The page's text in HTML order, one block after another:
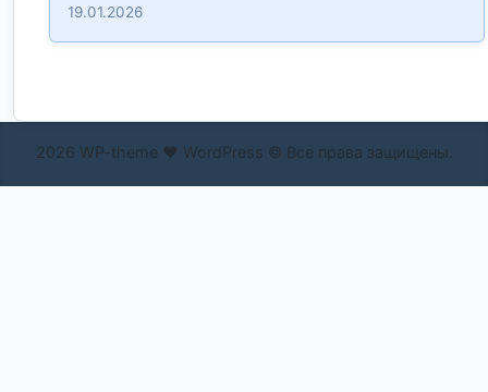
19.01.2026
2026 WP-theme ❤ WordPress © Все права защищены.